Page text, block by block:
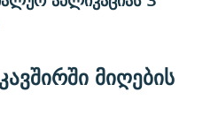
მიღების